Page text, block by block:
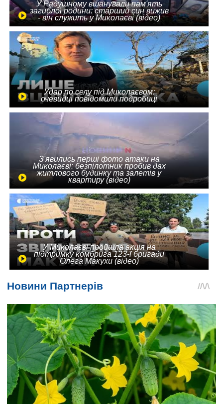
У Радушному вшанували пам'ять
загиблої родини: старший син вижив
- він служить у Миколаєві (відео)
Удар по селу під Миколаєвом:
очевидці повідомили подробиці
З'явились перші фото атаки на
Миколаєві: безпілотник пробив дах
житлового будинку та залетів у
квартиру (відео)
У Миколаєві пройшла акція на
підтримку комбрига 123-ї бригади
Олега Макухи (відео)